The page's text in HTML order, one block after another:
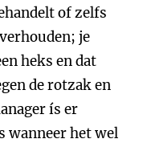
of zelfs
je
heks en dat
de rotzak en
ís er
wanneer het wel